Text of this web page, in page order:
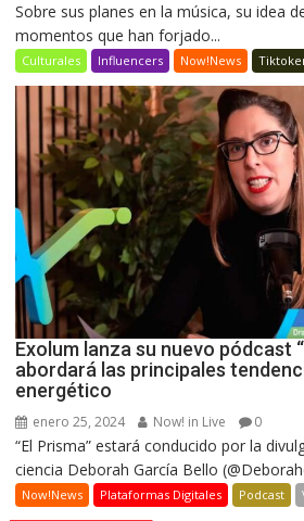
Sobre sus planes en la música, su idea
momentos que han forjado...
Culturales Influencers Now!News
Exolum lanza su nuevo pódcast
abordará las principales
energético
enero 25, 2024 Now! in Live 0
“El Prisma” estará conducido por la
ciencia Deborah García Bello
Now!News Plataformas Digitales Podcast